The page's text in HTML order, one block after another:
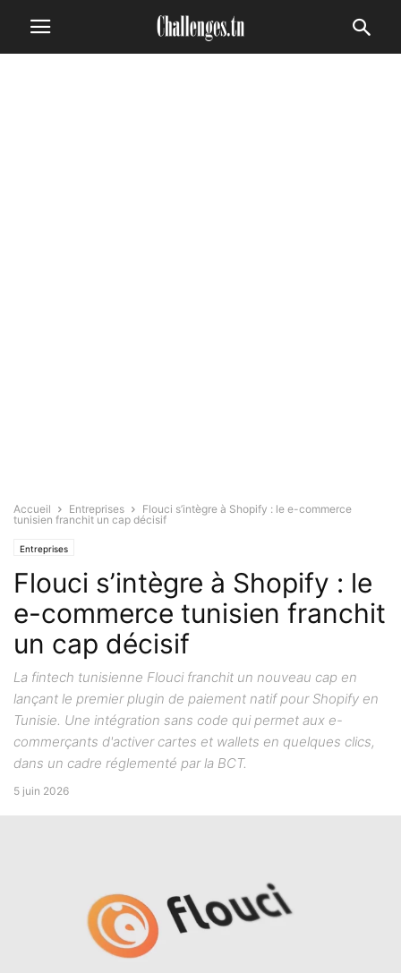
Accueil Entreprises
Flouci s’intègre à Shopify : le e-commerce
tunisien franchit un cap décisif
Entreprises
Flouci s’intègre à Shopify : le
e-commerce tunisien franchit
un cap décisif
La fintech tunisienne Flouci franchit un nouveau cap en
lançant le premier plugin de paiement natif pour Shopify en
Tunisie. Une intégration sans code qui permet aux e-
commerçants d'activer cartes et wallets en quelques clics,
dans un cadre réglementé par la BCT.
5 juin 2026